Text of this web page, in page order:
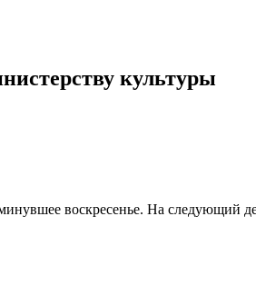
культуры
воскресенье. На следующий